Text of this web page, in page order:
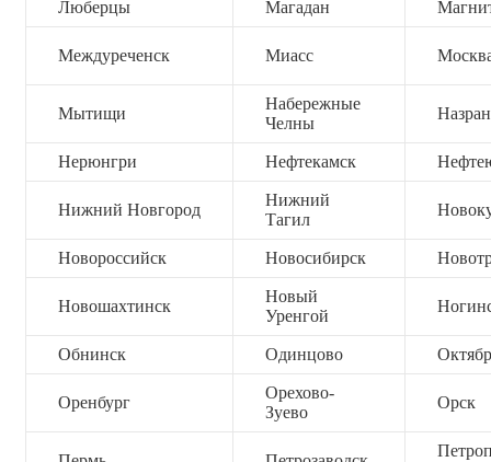
Люберцы Магадан
Междуреченск Миасс
Мытищи
Набережные
Челны
Нерюнгри Нефтекамск
Нижний Новгород
Нижний
Тагил
Новороссийск Новосибирск
Новошахтинск
Новый
Уренгой
Обнинск Одинцово
Оренбург
Орехово-
Зуево
Орск